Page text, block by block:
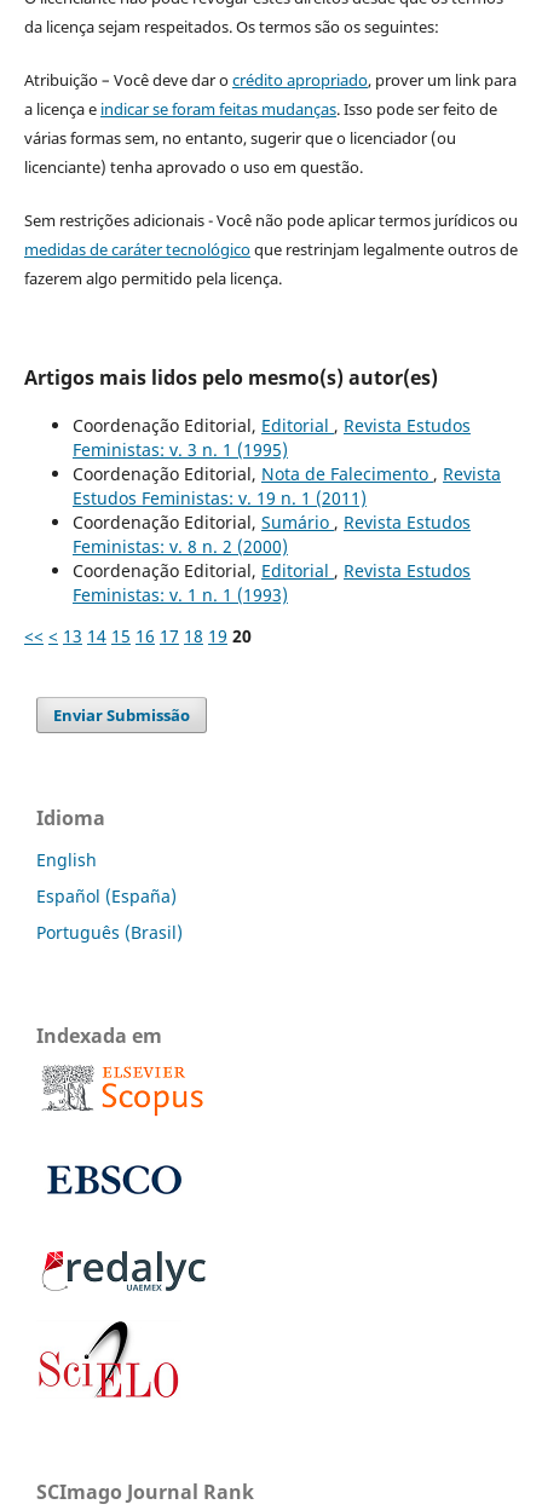
da licença sejam respeitados. Os termos são os seguintes:
Atribuição – Você deve dar ocrédito apropriado, prover um link para
a licença e indicar se foram feitas mudanças. Isso pode ser feito de
várias formas sem, no entanto, sugerir que o licenciador (ou
licenciante) tenha aprovado o uso em questão.
Sem restrições adicionais - Você não pode aplicar termos jurídicos ou
medidas de caráter tecnológicoque restrinjam legalmente outros de
fazerem algo permitido pela licença.
Artigos mais lidos pelo mesmo(s) autor(es)
Coordenação Editorial, Editorial , Revista Estudos
Feministas: v. 3 n. 1 (1995)
Coordenação Editorial, Nota de Falecimento , Revista
Estudos Feministas: v. 19 n. 1 (2011)
Coordenação Editorial, Sumário , Revista Estudos
Feministas: v. 8 n. 2 (2000)
Coordenação Editorial, Editorial , Revista Estudos
Feministas: v. 1 n. 1 (1993)
<< < 13 14 15 16 17 18 19 20
Enviar Submissão
Idioma
English
Español (España)
Português (Brasil)
Indexada em
SCImago Journal Rank